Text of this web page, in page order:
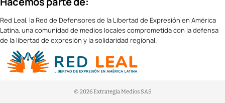
Red Leal, la Red de Defensores de la Libertad de Expresión en América
Latina, una comunidad de medios locales comprometida con la defensa
de la libertad de expresión y la solidaridad regional.
© 2026 Extrategia Medios SAS